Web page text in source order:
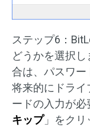
ステップ6：
どうかを選択
合は、パスワー
将来的にドライ
ードの入力が必
キップ」をクリ